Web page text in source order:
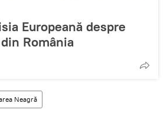
Europeană despre
România
Neagră